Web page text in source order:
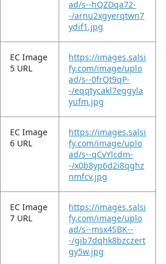
ad/s--hQZDqa72-
-/arnu2xgyerqtwn7
ydif1.jpg
EC Image
5 URL
https://images.salsi
fy.com/image/uplo
ad/s--0frQt9qP-
-/eqqtycakl7eggyla
yufm.jpg
EC Image
6 URL
https://images.salsi
fy.com/image/uplo
ad/s--qCvYlcdm-
-/x0b8yp6d2i8qghz
nmfcv.jpg
EC Image
7 URL
https://images.salsi
fy.com/image/uplo
ad/s--msx4SBK--
-/gib7dqhk8bzczert
gy5w.jpg